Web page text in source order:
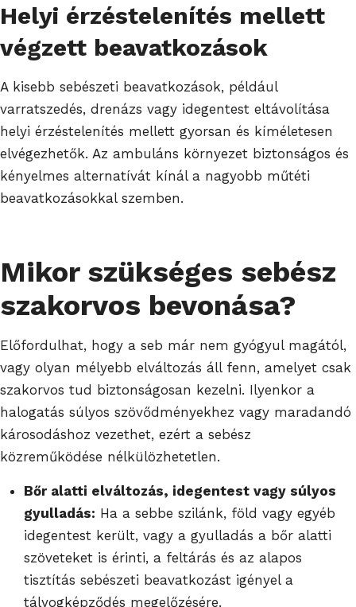
Helyi érzéstelenítés mellett
végzett beavatkozások
A kisebb sebészeti beavatkozások, például
varratszedés, drenázs vagy idegentest eltávolítása
helyi érzéstelenítés mellett gyorsan és kíméletesen
elvégezhetők. Az ambuláns környezet biztonságos és
kényelmes alternatívát kínál a nagyobb műtéti
beavatkozásokkal szemben.
Mikor szükséges sebész
szakorvos bevonása?
Előfordulhat, hogy a seb már nem gyógyul magától,
vagy olyan mélyebb elváltozás áll fenn, amelyet csak
szakorvos tud biztonságosan kezelni. Ilyenkor a
halogatás súlyos szövődményekhez vagy maradandó
károsodáshoz vezethet, ezért a sebész
közreműködése nélkülözhetetlen.
Bőr alatti elváltozás, idegentest vagy súlyos
gyulladás: Ha a sebbe szilánk, föld vagy egyéb
idegentest került, vagy a gyulladás a bőr alatti
szöveteket is érinti, a feltárás és az alapos
tisztítás sebészeti beavatkozást igényel a
tályogképződés megelőzésére.